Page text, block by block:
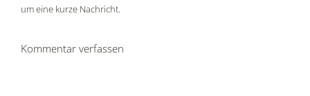
um eine kurze Nachricht.
Kommentar verfassen